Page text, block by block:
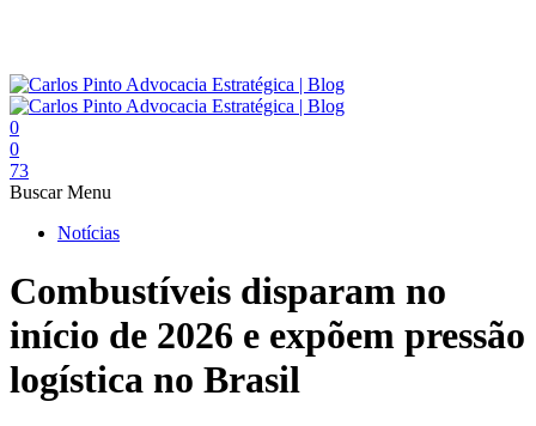
0
0
73
Buscar Menu
Notícias
Combustíveis disparam no
início de 2026 e expõem pressão
logística no Brasil